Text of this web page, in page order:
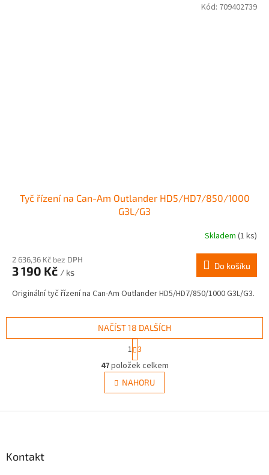
Tyč řízení na Can-Am Outlander HD5/HD7/850/1000
G3L/G3
Skladem (1 ks)
2 636,36 Kč bez DPH
3 190 Kč / ks
Do košíku
Originální tyč řízení na Can-Am Outlander HD5/HD7/850/1000 G3L/G3.
Kód: 709402739
O
v
l
á
NAČÍST 18 DALŠÍCH
t
r
á
n
k
v
1 3
47položek celkem
NAHORU
Kontakt